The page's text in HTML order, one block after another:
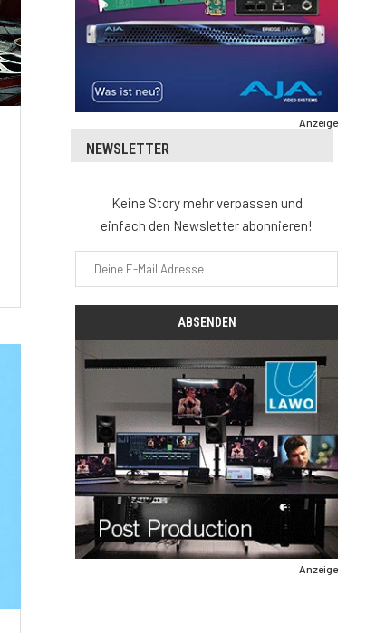
Anzeige
NEWSLETTER
Keine Story mehr verpassen und
einfach den Newsletter abonnieren!
Anzeige